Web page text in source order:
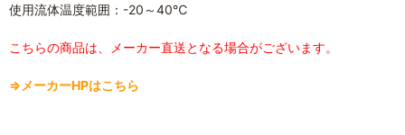
使用流体温度範囲：-20～40℃
こちらの商品は、メーカー直送となる場合がございます。
⇒メーカーHPはこちら